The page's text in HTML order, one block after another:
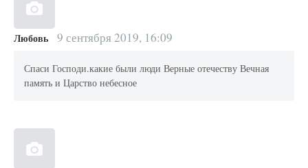
Любовь 9 сентября 2019, 16:09
Спаси Господи.какие были люди Верные отечеству Вечная
память и Царство небесное